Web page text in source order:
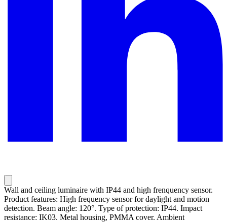
Wall and ceiling luminaire with IP44 and high frenquency sensor.
Product features: High frequency sensor for daylight and motion
detection. Beam angle: 120°. Type of protection: IP44. Impact
resistance: IK03. Metal housing, PMMA cover. Ambient